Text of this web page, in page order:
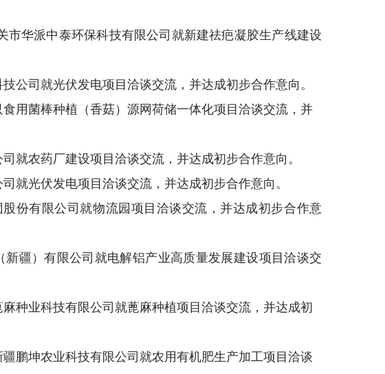
市华派中泰环保科技有限公司就新建祛疤凝胶生产线建设
公司就光伏发电项目洽谈交流， 并达成初步合作意向。
食用菌棒种植（香菇）源网荷储一体化项目洽谈交流，并
就农药厂建设项目洽谈交流，并达成初步合作意向 。
司就光伏发电项目洽谈交流， 并达成初步合作意向。
份有限公司就物流园项目 洽谈交流， 并达成初步合作意
新疆）有限公司就电解铝产业高质量发展建设项目洽谈交
种业科技有限公司就蓖麻种植项目洽谈交流， 并达成初
疆鹏坤农业科技有限公司就农用有机肥生产加工项目洽谈